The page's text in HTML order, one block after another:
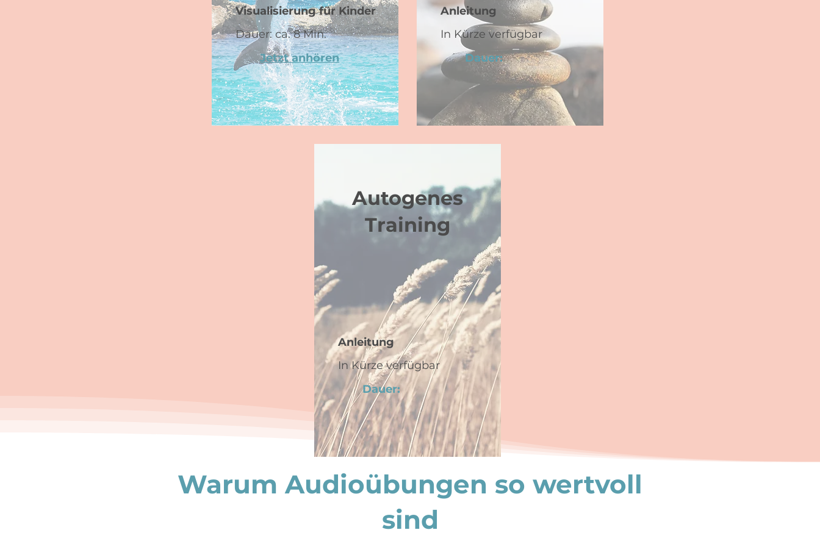
Visualisierung für Kinder
Dauer: ca. 8 Min.
Jetzt anhören
Anleitung
In Kürze verfügbar
Dauer:
Autogenes
Training
Anleitung
In Kürze verfügbar
Dauer:
Warum Audioübungen so wertvoll
sind